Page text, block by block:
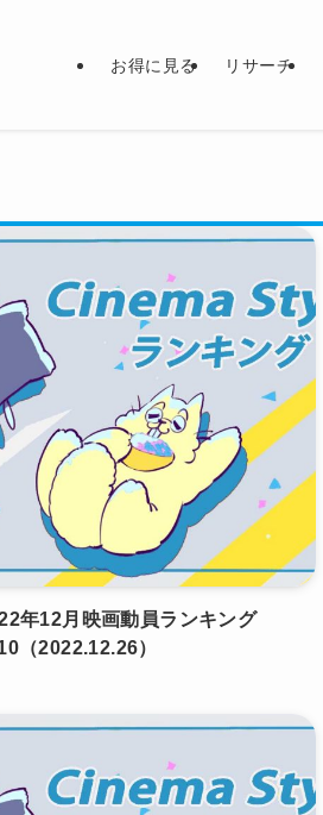
お得に見る リサーチ
年12月映画動員ランキング
（2022.12.26）